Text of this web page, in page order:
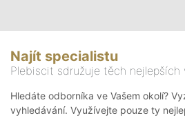
Najít specialistu
Plebiscit sdružuje těch nejlepších
Hledáte odborníka ve Vašem okolí?
vyhledávání. Využívejte pouze ty